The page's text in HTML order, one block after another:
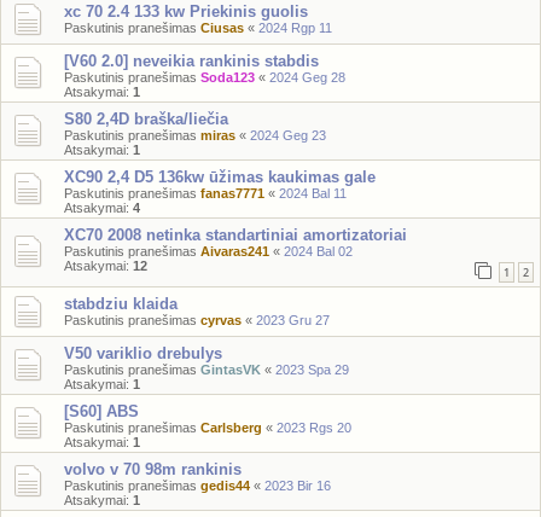
xc 70 2.4 133 kw Priekinis guolis
Paskutinis pranešimas Ciusas « 2024 Rgp 11
[V60 2.0] neveikia rankinis stabdis
Paskutinis pranešimas Soda123 « 2024 Geg 28
Atsakymai: 1
S80 2,4D braška/liečia
Paskutinis pranešimas miras « 2024 Geg 23
Atsakymai: 1
XC90 2,4 D5 136kw ūžimas kaukimas gale
Paskutinis pranešimas fanas7771 « 2024 Bal 11
Atsakymai: 4
XC70 2008 netinka standartiniai amortizatoriai
Paskutinis pranešimas Aivaras241 « 2024 Bal 02
Atsakymai: 12 1 2
stabdziu klaida
Paskutinis pranešimas cyrvas « 2023 Gru 27
V50 variklio drebulys
Paskutinis pranešimas GintasVK « 2023 Spa 29
Atsakymai: 1
[S60] ABS
Paskutinis pranešimas Carlsberg « 2023 Rgs 20
Atsakymai: 1
volvo v 70 98m rankinis
Paskutinis pranešimas gedis44 « 2023 Bir 16
Atsakymai: 1